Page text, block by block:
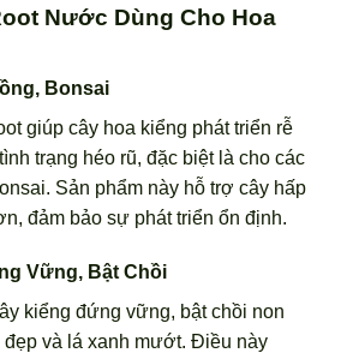
Nước Dùng Cho Hoa
Bonsai
giúp cây hoa kiểng phát triển rễ
trạng héo rũ, đặc biệt là cho các
Sản phẩm này hỗ trợ cây hấp
đảm bảo sự phát triển ổn định.
Vững, Bật Chồi
kiểng đứng vững, bật chồi non
đẹp và lá xanh mướt. Điều này